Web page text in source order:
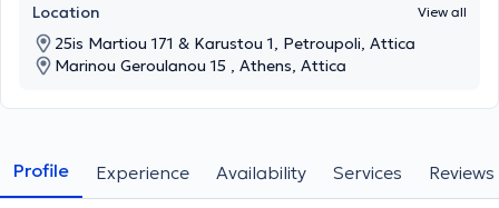
Location View all
25is Martiou 171 & Karustou 1, Petroupoli, Attica
Marinou Geroulanou 15 , Athens, Attica
Profile Experience Availability Services Reviews